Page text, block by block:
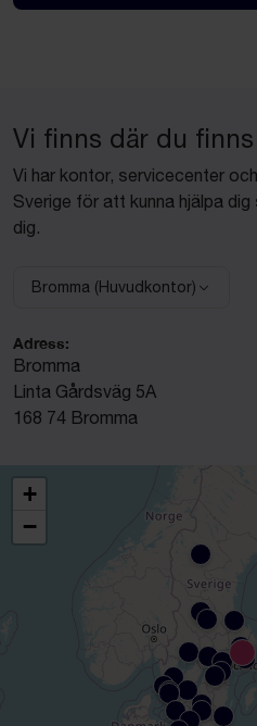
Vi finns där du finns
Vi har kontor, servicecenter
Sverige för att kunna hjälpa
dig.
Välj anläggning:
Bromma (Huvudkontor)
Adress:
Bromma
Linta Gårdsväg 5A
168 74 Bromma
+
−